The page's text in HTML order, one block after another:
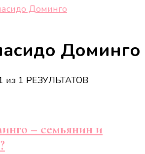
Доминго
Доминго
из 1 РЕЗУЛЬТАТОВ
– семьянин и